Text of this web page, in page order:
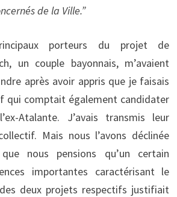
de la Ville.”
porteurs du projet de
un couple bayonnais, m’avaient
après avoir appris que je faisais
qui comptait également candidater
Atalante. J’avais transmis leur
Mais nous l’avons déclinée
nous pensions qu’un certain
importantes caractérisant le
deux projets respectifs justifiait